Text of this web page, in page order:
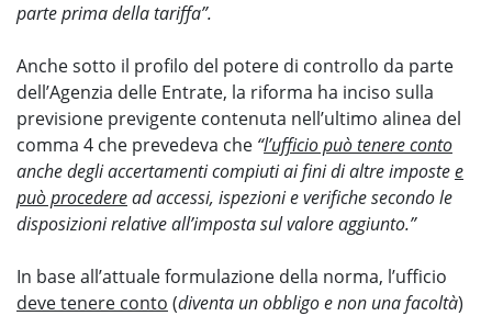
parte prima della tariffa”.
Anche sotto il profilo del potere di controllo da parte
dell’Agenzia delle Entrate, la riforma ha inciso sulla
previsione previgente contenuta nell’ultimo alinea del
comma 4 che prevedeva che “l’ufficio può tenere conto
anche degli accertamenti compiuti ai fini di altre impostee
può procederead accessi, ispezioni e verifiche secondo le
disposizioni relative all’imposta sul valore aggiunto.”
In base all’attuale formulazione della norma, l’ufficio
deve tenere conto (diventa un obbligo e non una facoltà)